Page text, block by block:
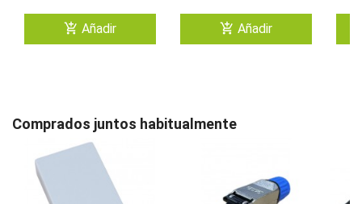
add_shopping_cart Añadir add_shopping_cart Añadir
Comprados juntos habitualmente